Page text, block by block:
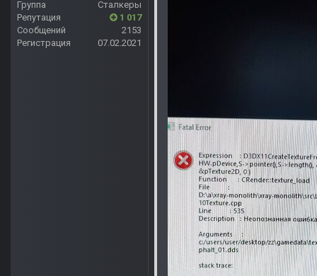
Группа
Сталкеры
Репутация
1 017
Сообщений
2153
Регистрация
07.02.2021